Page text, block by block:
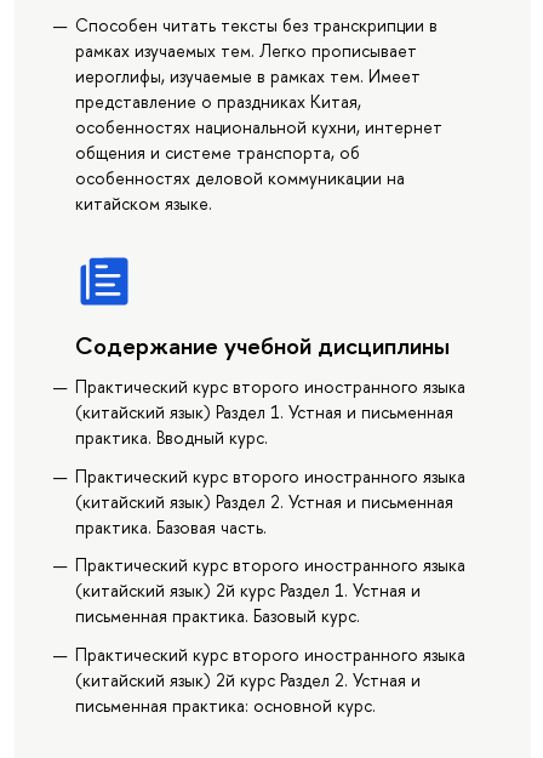
Способен читать тексты без транскрипции в
рамках изучаемых тем. Легко прописывает
иероглифы, изучаемые в рамках тем. Имеет
представление о праздниках Китая,
особенностях национальной кухни, интернет
общения и системе транспорта, об
особенностях деловой коммуникации на
китайском языке.
Содержание учебной дисциплины
Практический курс второго иностранного языка
(китайский язык) Раздел 1. Устная и письменная
практика. Вводный курс.
Практический курс второго иностранного языка
(китайский язык) Раздел 2. Устная и письменная
практика. Базовая часть.
Практический курс второго иностранного языка
(китайский язык) 2й курс Раздел 1. Устная и
письменная практика. Базовый курс.
Практический курс второго иностранного языка
(китайский язык) 2й курс Раздел 2. Устная и
письменная практика: основной курс.